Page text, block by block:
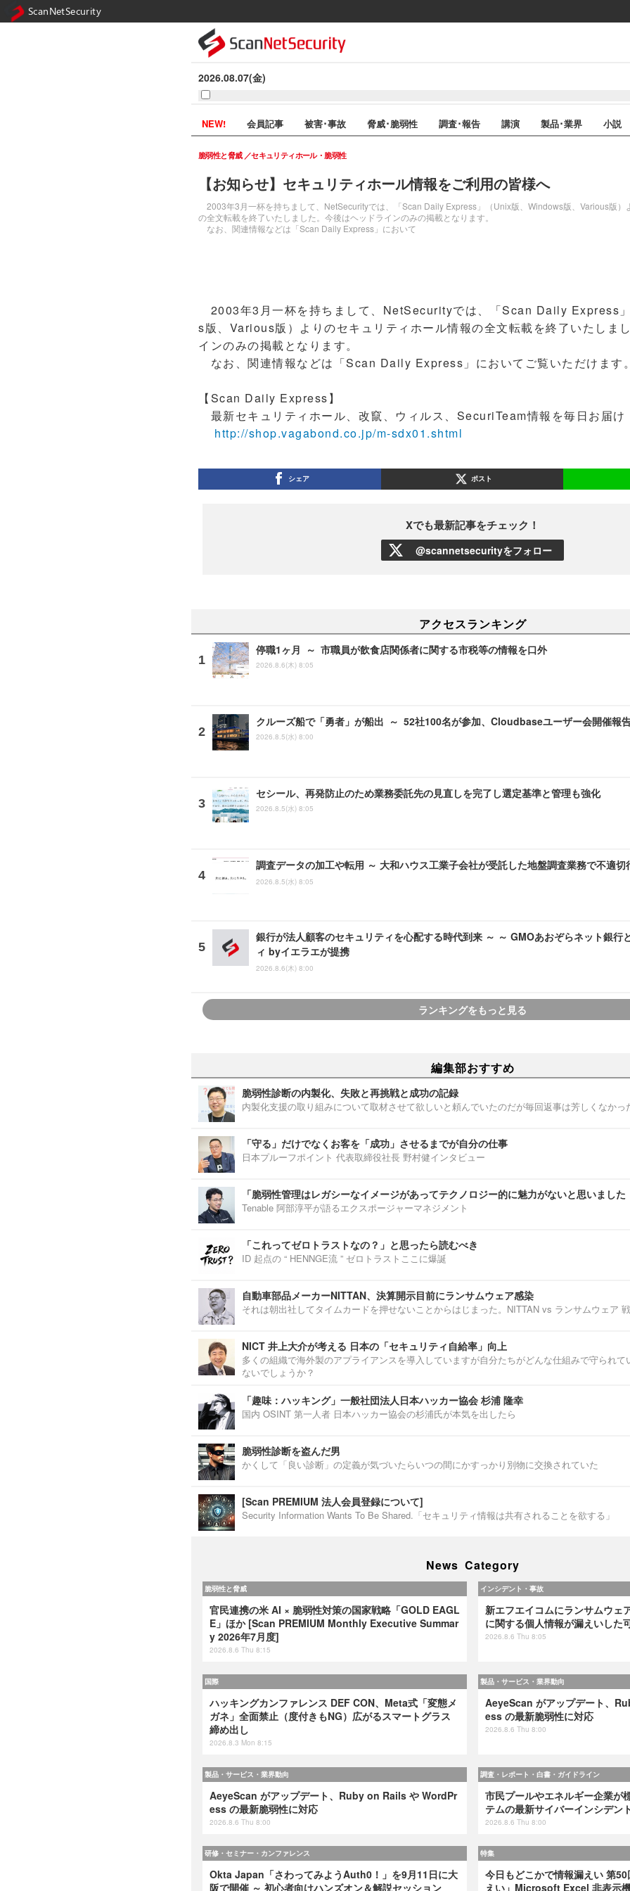
2026.08.07(金)
NEW! 会員記事 被害･事故 脅威･脆弱性 調査･報告 講演 製品･業界 小説
【お知らせ】セキュリティホール情報をご利用の皆様へ
2003年3月一杯を持ちまして、NetSecurityでは、「Scan Daily Express」（Unix版、Windows版、Various版）
の全文転載を終了いたしました。今後はヘッドラインのみの掲載となります。
なお、関連情報などは「Scan Daily Express」において
脆弱性と脅威 セキュリティホール・脆弱性
2003年3月一杯を持ちまして、NetSecurityでは、「Scan Daily Express
s版、Various版）よりのセキュリティホール情報の全文転載を終了いたしま
インのみの掲載となります。
なお、関連情報などは「Scan Daily Express」においてご覧いただけます。
【Scan Daily Express】
最新セキュリティホール、改竄、ウィルス、SecuriTeam情報を毎日お届け
http://shop.vagabond.co.jp/m-sdx01.shtml
シェア ポスト
Xでも最新記事をチェック！
@scannetsecurityをフォロー
アクセスランキング
停職1ヶ月 ～ 市職員が飲食店関係者に関する市税等の情報を口外
2026.8.6(木) 8:05
クルーズ船で「勇者」が船出 ～ 52社100名が参加、Cloudbaseユーザー会開催報
2026.8.5(水) 8:00
セシール、再発防止のため業務委託先の見直しを完了し選定基準と管理も強化
2026.8.5(水) 8:05
調査データの加工や転用 ～ 大和ハウス工業子会社が受託した地盤調査業務で不適切
2026.8.5(水) 8:05
銀行が法人顧客のセキュリティを心配する時代到来 ～ ～ GMOあおぞらネット銀行
ィ byイエラエが提携
2026.8.6(木) 8:00
ランキングをもっと見る
編集部おすすめ
脆弱性診断の内製化、失敗と再挑戦と成功の記録
内製化支援の取り組みについて取材させて欲しいと頼んでいたのだが毎回返事は芳しくなかっ
「守る」だけでなくお客を「成功」させるまでが自分の仕事
日本プルーフポイント 代表取締役社長 野村健インタビュー
「脆弱性管理はレガシーなイメージがあってテクノロジー的に魅力がないと思いました
Tenable 阿部淳平が語るエクスポージャーマネジメント
「これってゼロトラストなの？」と思ったら読むべき
ID 起点の “ HENNGE流 ” ゼロトラストここに爆誕
自動車部品メーカーNITTAN、決算開示目前にランサムウェア感染
それは朝出社してタイムカードを押せないことからはじまった。NITTAN vs ランサムウェア
NICT 井上大介が考える 日本の「セキュリティ自給率」向上
多くの組織で海外製のアプライアンスを導入していますが自分たちがどんな仕組みで守られ
ないでしょうか？
「趣味：ハッキング」一般社団法人日本ハッカー協会 杉浦 隆幸
国内 OSINT 第一人者 日本ハッカー協会の杉浦氏が本気を出したら
脆弱性診断を盗んだ男
かくして「良い診断」の定義が気づいたらいつの間にかすっかり別物に交換されていた
[Scan PREMIUM 法人会員登録について]
Security Information Wants To Be Shared.「セキュリティ情報は共有されることを欲する」
News Category
脆弱性と脅威
官民連携の米 AI × 脆弱性対策の国家戦略「GOLD EAGL
E」ほか [Scan PREMIUM Monthly Executive Summar
y 2026年7月度]
2026.8.6 Thu 8:15
インシデント・事故
新エフエイコムにランサムウェ
に関する個人情報が漏えいした
2026.8.6 Thu 8:05
国際
ハッキングカンファレンス DEF CON、Meta式「変態メ
ガネ」全面禁止（度付きもNG）広がるスマートグラス
締め出し
2026.8.3 Mon 8:15
製品・サービス・業界動向
AeyeScan がアップデート、
ess の最新脆弱性に対応
2026.8.6 Thu 8:00
製品・サービス・業界動向
AeyeScan がアップデート、Ruby on Rails や WordPr
ess の最新脆弱性に対応
2026.8.6 Thu 8:00
調査・レポート・白書・ガイドライン
市民プールやエネルギー企業が
テムの最新サイバーインシデン
2026.8.6 Thu 8:00
研修・セミナー・カンファレンス
Okta Japan「さわってみようAuth0！」を9月11日に大
阪で開催 ～ 初心者向けハンズオン＆解説セッション
特集
今日もどこかで情報漏えい 第
えい」Microsoft Excel 非表示
ScanNetSecurity